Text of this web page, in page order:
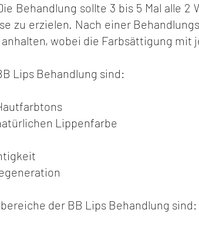
Behandlung sollte 3 bis 5 Mal alle
zu erzielen. Nach einer
anhalten, wobei die Farbsättigung
Lips Behandlung sind:
Lippenfarbe
der BB Lips Behandlung sind: